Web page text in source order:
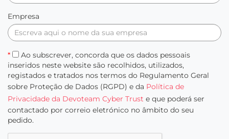
Empresa
*
Ao subscrever, concorda que os dados pessoais
inseridos neste website são recolhidos, utilizados,
registados e tratados nos termos do Regulamento Geral
sobre Proteção de Dados (RGPD) e da Política de
Privacidade da Devoteam Cyber Trust e que poderá ser
contactado por correio eletrónico no âmbito do seu
pedido.